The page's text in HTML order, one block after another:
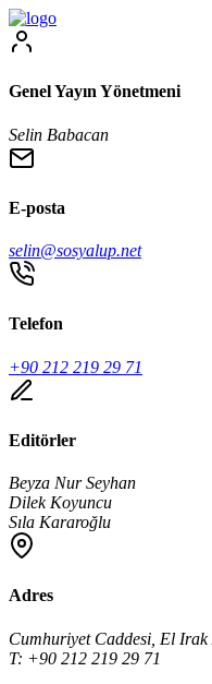
Genel Yayın Yönetmeni
Selin Babacan
E-posta
selin@sosyalup.net
Telefon
+90 212 219 29 71
Editörler
Beyza Nur Seyhan
Dilek Koyuncu
Sıla Kararoğlu
Adres
Cumhuriyet Caddesi, El
T: +90 212 219 29 71